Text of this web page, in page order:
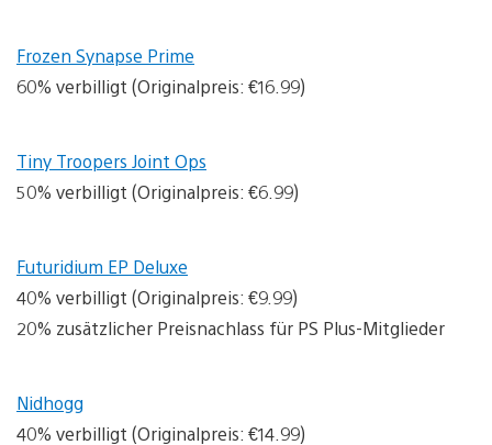
Frozen Synapse Prime
60% verbilligt (Originalpreis: €16.99)
Tiny Troopers Joint Ops
50% verbilligt (Originalpreis: €6.99)
Futuridium EP Deluxe
40% verbilligt (Originalpreis: €9.99)
20% zusätzlicher Preisnachlass für PS Plus-Mitglieder
Nidhogg
40% verbilligt (Originalpreis: €14.99)